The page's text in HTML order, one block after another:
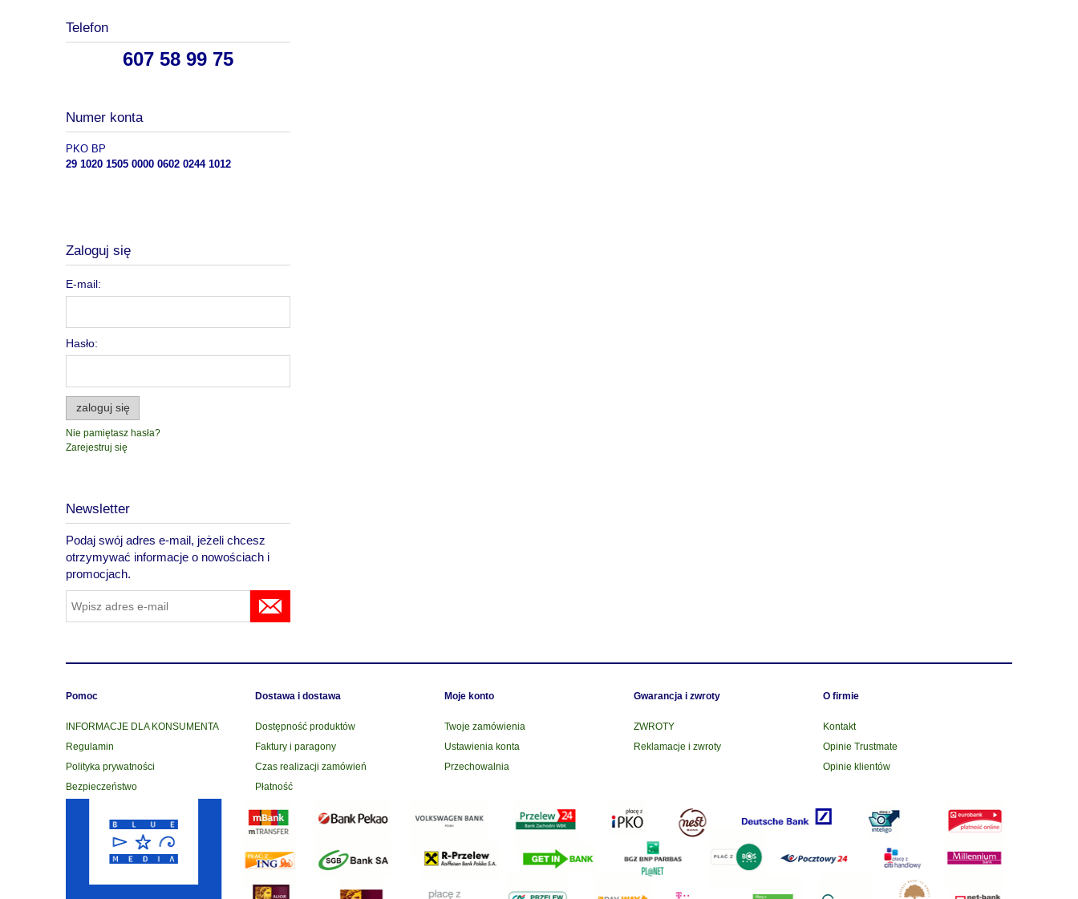
Telefon
607 58 99 75
Numer konta
PKO BP
29 1020 1505 0000 0602 0244 1012
Zaloguj się
E-mail:
Hasło:
zaloguj się
Nie pamiętasz hasła?
Zarejestruj się
Newsletter
Podaj swój adres e-mail, jeżeli chcesz
otrzymywać informacje o nowościach i
promocjach.
Pomoc
INFORMACJE DLA KONSUMENTA
Regulamin
Polityka prywatności
Bezpieczeństwo
Dostawa i dostawa
Dostępność produktów
Faktury i paragony
Czas realizacji zamówień
Płatność
Moje konto
Twoje zamówienia
Ustawienia konta
Przechowalnia
Gwarancja i zwroty
ZWROTY
Reklamacje i zwroty
O firmie
Kontakt
Opinie Trustmate
Opinie klientów